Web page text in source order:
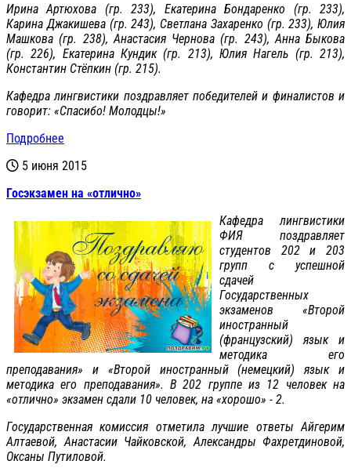
Ирина Артюхова (гр. 233), Екатерина Бондаренко (гр. 233),
Карина Джакишева (гр. 243), Светлана Захаренко (гр. 233), Юлия
Машкова (гр. 238), Анастасия Чернова (гр. 243), Анна Быкова
(гр. 226), Екатерина Кундик (гр. 213), Юлия Нагель (гр. 213),
Константин Стёпкин (гр. 215).
Кафедра лингвистики поздравляет победителей и финалистов и
говорит: «Спасибо! Молодцы!»
Подробнее
5 июня 2015
Госэкзамен на «отлично»
Кафедра лингвистики
ФИЯ поздравляет
студентов 202 и 203
групп с успешной
сдачей
Государственных
экзаменов «Второй
иностранный
(французский) язык и
методика его
преподавания» и «Второй иностранный (немецкий) язык и
методика его преподавания». В 202 группе из 12 человек на
«отлично» экзамен сдали 10 человек, на «хорошо» - 2.
Государственная комиссия отметила лучшие ответы Айгерим
Алтаевой, Анастасии Чайковской, Александры Фахретдиновой,
Оксаны Путиловой.